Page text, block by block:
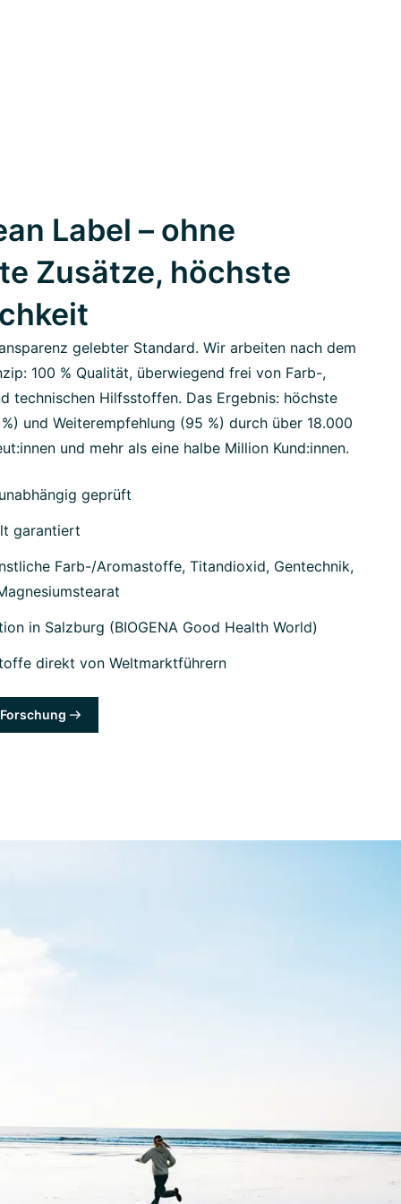
Label – ohne
Zusätze, höchste
gelebter Standard. Wir arbeiten nach dem
100 % Qualität, überwiegend frei von Farb-,
technischen Hilfsstoffen. Das Ergebnis: höchste
und Weiterempfehlung (95 %) durch über 18.000
und mehr als eine halbe Million Kund:innen.
geprüft
garantiert
Farb-/Aromastoffe, Titandioxid, Gentechnik,
in Salzburg (BIOGENA Good Health World)
direkt von Weltmarktführern